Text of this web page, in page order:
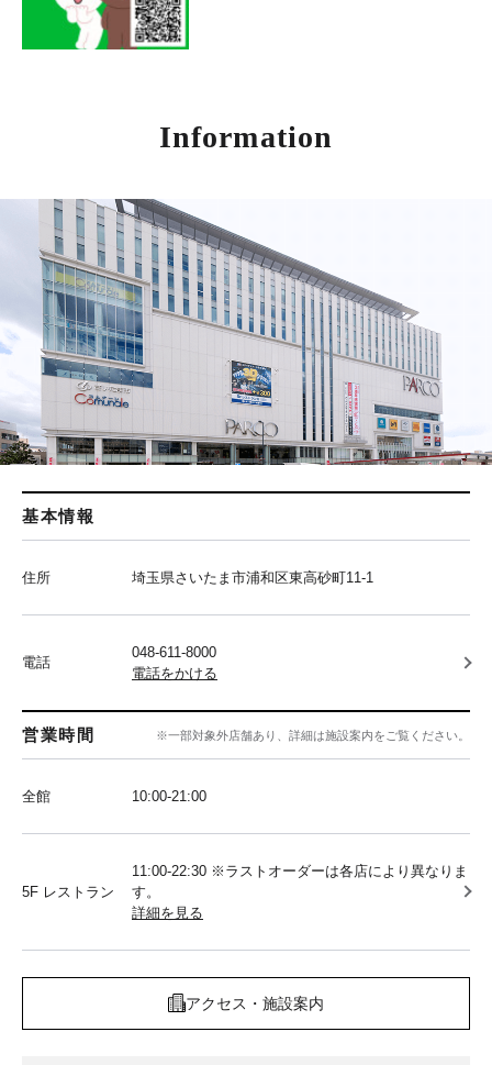
Information
基本情報
住所 埼玉県さいたま市浦和区東高砂町11-1
電話
048-611-8000
電話をかける
営業時間 ※一部対象外店舗あり、詳細は施設案内をご覧ください。
全館 10:00‐21:00
5F レストラン
11:00-22:30 ※ラストオーダーは各店により異なりま
す。
詳細を見る
アクセス・施設案内